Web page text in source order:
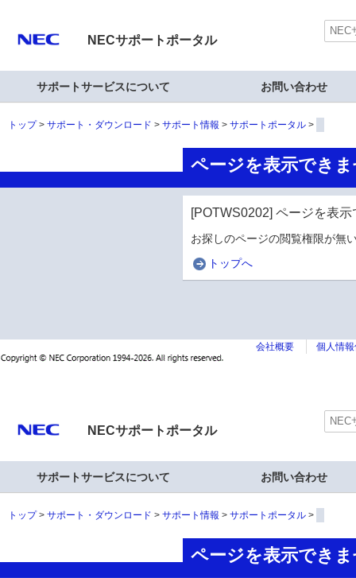
NECサポートポータル
サポートサービスについて お問い合わせ
トップ サポート・ダウンロード サポート情報 サポートポータル
ページを表示でき
[POTWS0202] ページを表
お探しのページの閲覧権限が無
トップへ
会社概要 個人情
NECサポートポータル
サポートサービスについて お問い合わせ
トップ サポート・ダウンロード サポート情報 サポートポータル
ページを表示でき